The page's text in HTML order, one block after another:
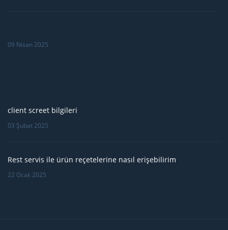
09 Nisan 2025
client screet bilgileri
03 Şubat 2025
Rest servis ile ürün reçetelerine nasıl erişebilirim
22 Ocak 2025